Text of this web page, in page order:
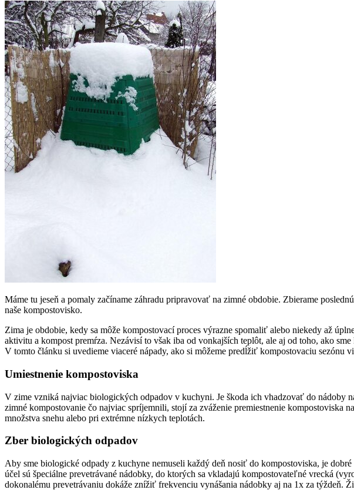
Máme tu jeseň a pomaly začíname záhradu pripravovať na zimné obdobie. Zbierame
naše kompostovisko.
Zima je obdobie, kedy sa môže kompostovací proces výrazne spomaliť alebo niekedy až
aktivitu a kompost premŕza. Nezávisí to však iba od vonkajších teplôt, ale aj od toho, ako
V tomto článku si uvedieme viaceré nápady, ako si môžeme predĺžiť kompostovaciu sezónu
Umiestnenie kompostoviska
V zime vzniká najviac biologických odpadov v kuchyni. Je škoda ich vhadzovať do nádoby
zimné kompostovanie čo najviac spríjemnili, stojí za zváženie premiestnenie
množstva snehu alebo pri extrémne nízkych teplotách.
Zber biologických odpadov
Aby sme biologické odpady z kuchyne nemuseli každý deň nosiť do kompostoviska, je
účel sú špeciálne prevetrávané nádobky, do ktorých sa vkladajú kompostovateľné vrecká
dokonalému prevetrávaniu dokáže znížiť frekvenciu vynášania nádobky aj na 1x za týždeň.